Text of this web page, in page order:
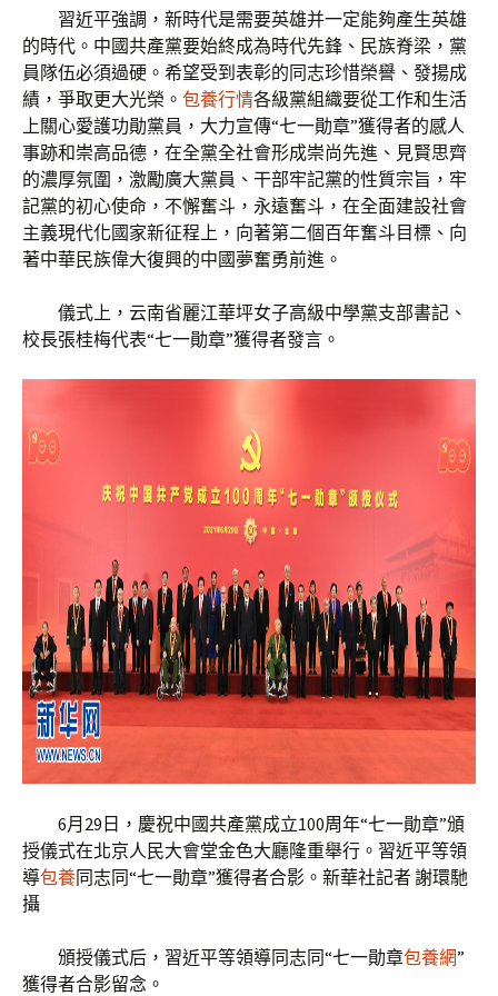
習近平強調，新時代是需要英雄并一定能夠產生英雄
的時代。中國共產黨要始終成為時代先鋒、民族脊梁，黨
員隊伍必須過硬。希望受到表彰的同志珍惜榮譽、發揚成
績，爭取更大光榮。 包養行情各級黨組織要從工作和生活
上關心愛護功勛黨員，大力宣傳“七一勛章”獲得者的感人
事跡和崇高品德，在全黨全社會形成崇尚先進、見賢思齊
的濃厚氛圍，激勵廣大黨員、干部牢記黨的性質宗旨，牢
記黨的初心使命，不懈奮斗，永遠奮斗，在全面建設社會
主義現代化國家新征程上，向著第二個百年奮斗目標、向
著中華民族偉大復興的中國夢奮勇前進。
儀式上，云南省麗江華坪女子高級中學黨支部書記、
校長張桂梅代表“七一勛章”獲得者發言。
6月29日，慶祝中國共產黨成立100周年“七一勛章”頒
授儀式在北京人民大會堂金色大廳隆重舉行。習近平等領
導包養同志同“七一勛章”獲得者合影。新華社記者 謝環馳
攝
頒授儀式后，習近平等領導同志同“七一勛章包養網”
獲得者合影留念。